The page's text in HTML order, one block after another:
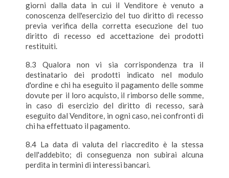
giorni dalla data in cui il Venditore è venuto a
conoscenza dell'esercizio del tuo diritto di recesso
previa verifica della corretta esecuzione del tuo
diritto di recesso ed accettazione dei prodotti
restituiti.
8.3 Qualora non vi sia corrispondenza tra il
destinatario dei prodotti indicato nel modulo
d'ordine e chi ha eseguito il pagamento delle somme
dovute per il loro acquisto, il rimborso delle somme,
in caso di esercizio del diritto di recesso, sarà
eseguito dal Venditore, in ogni caso, nei confronti di
chi ha effettuato il pagamento.
8.4 La data di valuta del riaccredito è la stessa
dell'addebito; di conseguenza non subirai alcuna
perdita in termini di interessi bancari.